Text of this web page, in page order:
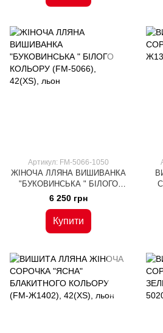
Артикул: FM-5066-1050
ЖІНОЧА ЛЛЯНА ВИШИВАНКА
"БУКОВИНСЬКА " БІЛОГО
КОЛЬОРУ (FM-5066), 42(XS),
6 250 грн
Купити